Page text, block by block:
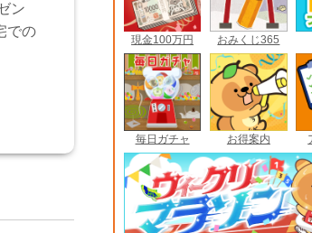
ン
での
現金100万円 おみくじ365
毎日ガチャ お得案内